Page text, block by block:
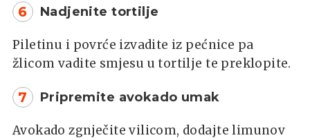
6 Nadjenite tortilje
Piletinu i povrće izvadite iz pećnice pa
žlicom vadite smjesu u tortilje te preklopite.
7 Pripremite avokado umak
Avokado zgnječite vilicom, dodajte limunov